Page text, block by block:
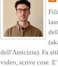
dell'Amicizia). Fa
video, scrive cose.